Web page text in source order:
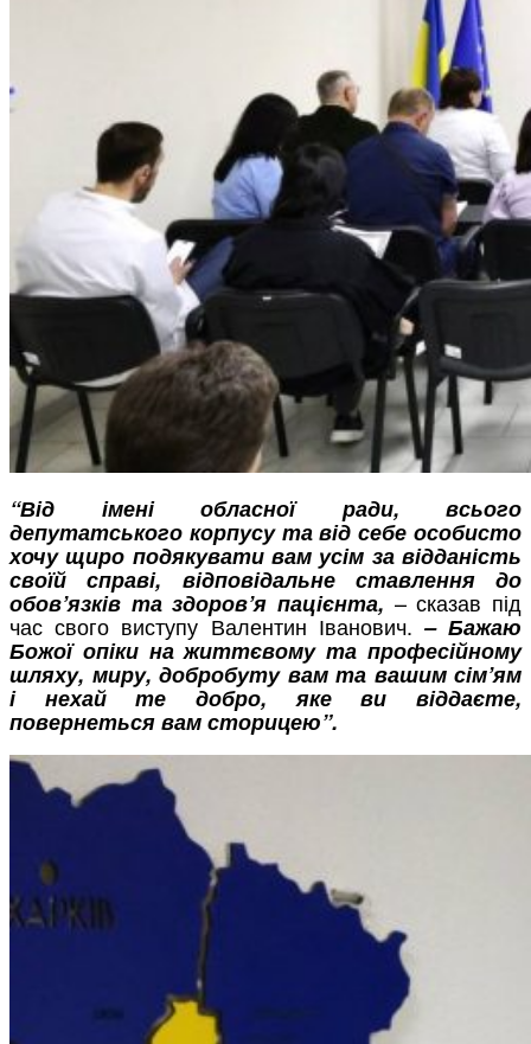
“Від імені обласної ради, всього
депутатського корпусу та від себе особисто
хочу щиро подякувати вам усім за відданість
своїй справі, відповідальне ставлення до
обов’язків та здоров’я пацієнта, – сказав під
час свого виступу Валентин Іванович. – Бажаю
Божої опіки на життєвому та професійному
шляху, миру, добробуту вам та вашим сім’ям
і нехай те добро, яке ви віддаєте,
повернеться вам сторицею”.